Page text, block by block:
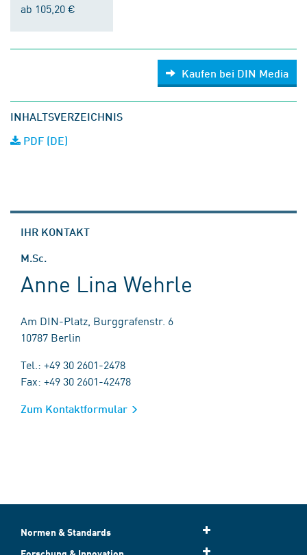
ab 105,20 €
Kaufen bei DIN Media
INHALTSVERZEICHNIS
PDF (DE)
IHR KONTAKT
M.Sc.
Anne Lina Wehrle
Am DIN-Platz, Burggrafenstr. 6
10787 Berlin
Tel.: +49 30 2601-2478
Fax: +49 30 2601-42478
Zum Kontaktformular
Normen & Standards